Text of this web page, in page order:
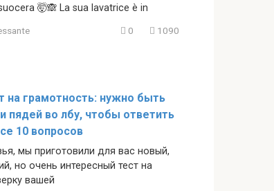
🤯🙈 La sua lavatrice è in
0 1090
на грамотность: нужно быть
пядей во лбу, чтобы ответить
10 вопросов
мы приготовили для вас новый,
но очень интересный тест на
вашей